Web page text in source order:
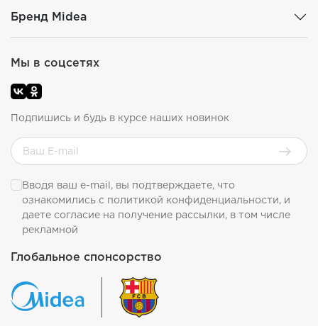
Бренд Midea
Глобальное спонсорство
Мы в соцсетях
Подпишись и будь в курсе наших новинок
Вводя ваш e-mail, вы подтверждаете, что
ознакомились с политикой конфиденциальности, и
даете согласие на получение рассылки, в том числе
рекламной